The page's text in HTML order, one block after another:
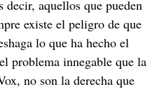
decir, aquellos que pueden
existe el peligro de que
lo que ha hecho el
problema innegable que la
no son la derecha que